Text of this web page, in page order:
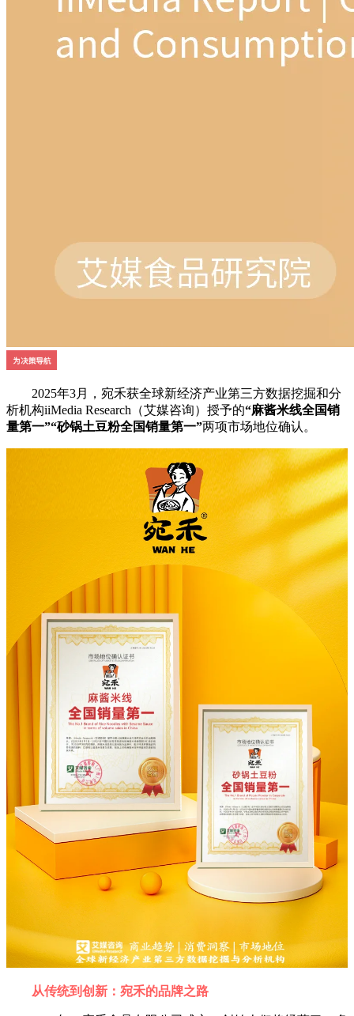
2025年3月，宛禾获全球新经济产业第三方数据挖掘和分
析机构iiMedia Research（艾媒咨询）授予的“麻酱米线全国销
量第一”“砂锅土豆粉全国销量第一”两项市场地位确认。
从传统到创新：宛禾的品牌之路